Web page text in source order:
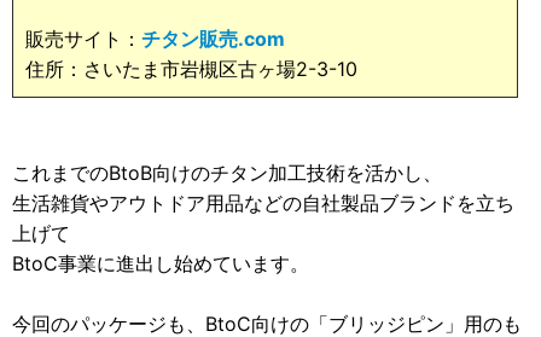
販売サイト： チタン販売.com
住所：さいたま市岩槻区古ヶ場2-3-10
これまでのBtoB向けのチタン加工技術を活かし、
生活雑貨やアウトドア用品などの自社製品ブランドを立ち
上げて
BtoC事業に進出し始めています。
今回のパッケージも、BtoC向けの「ブリッジピン」用のも